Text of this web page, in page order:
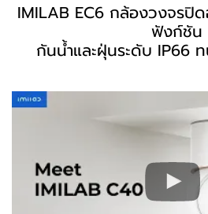
IMILAB EC6 กล้องวงจรปิ
ฟังก์ชัน
กันน้ำและฝุ่นระดับ IP66